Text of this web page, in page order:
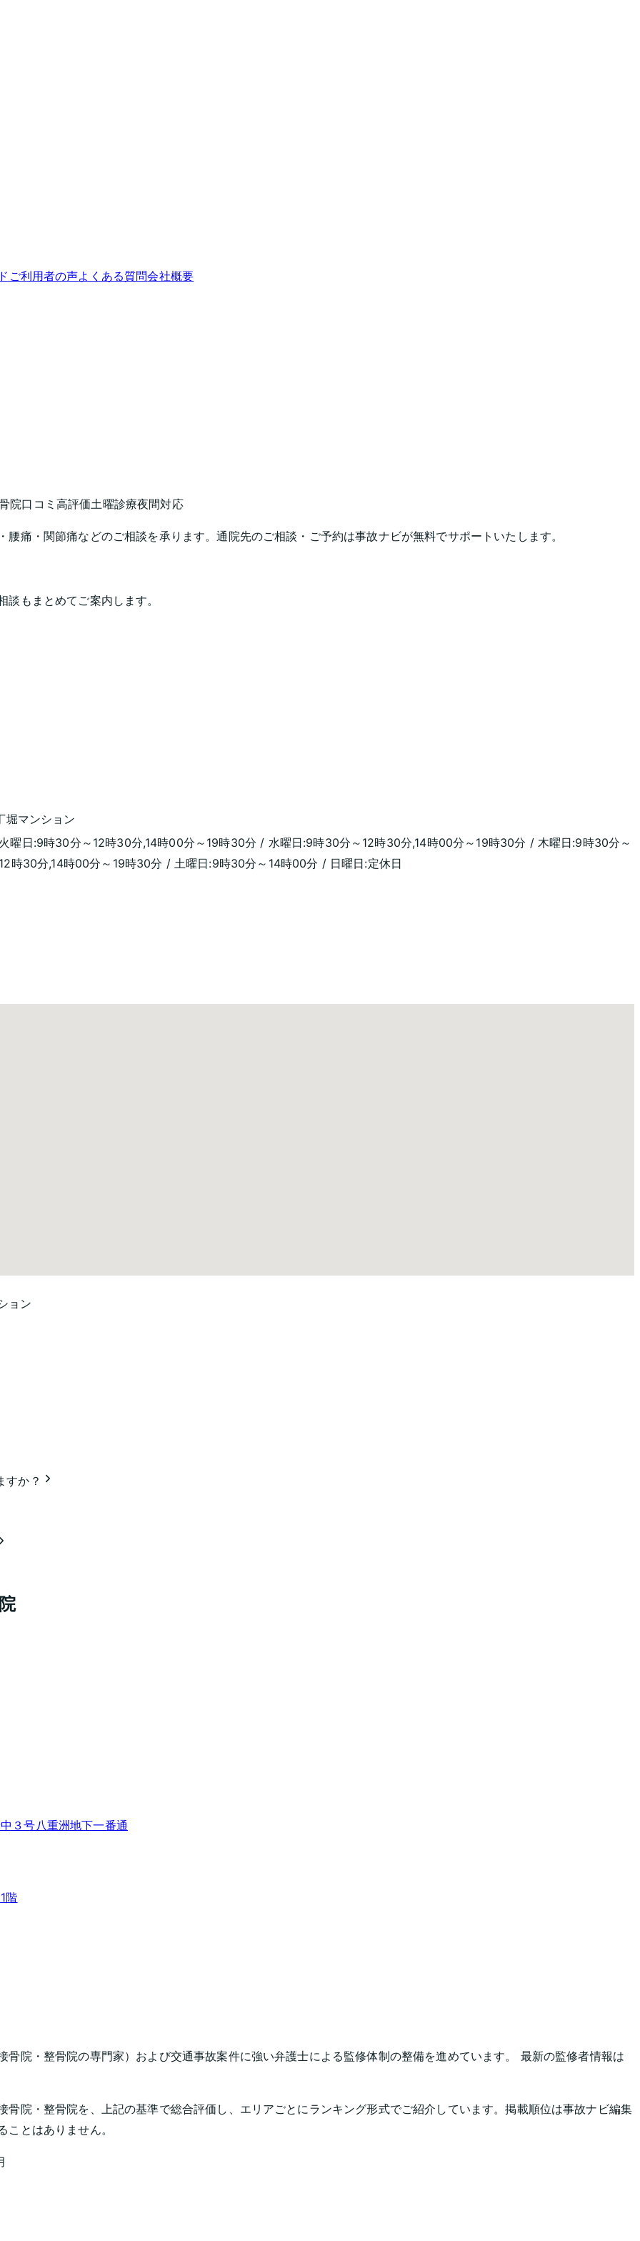
ご利用者の声よくある質問会社概要
院口コミ高評価土曜診療夜間対応
痛・関節痛などのご相談を承ります。通院先のご相談・ご予約は事故ナビが無料でサポートいたします。
もまとめてご案内します。
マンション
曜日:9時30分～12時30分,14時00分～19時30分 / 水曜日:9時30分～12時30分,14時00分～19時30分 / 木曜日:9時30分～
時30分,14時00分～19時30分 / 土曜日:9時30分～14時00分 / 日曜日:定休日
ョン
すか？
３号八重洲地下一番通
階
骨院・整骨院の専門家）および交通事故案件に強い弁護士による監修体制の整備を進めています。 最新の監修者情報は
骨院・整骨院を、上記の基準で総合評価し、エリアごとにランキング形式でご紹介しています。掲載順位は事故ナビ編集
とはありません。